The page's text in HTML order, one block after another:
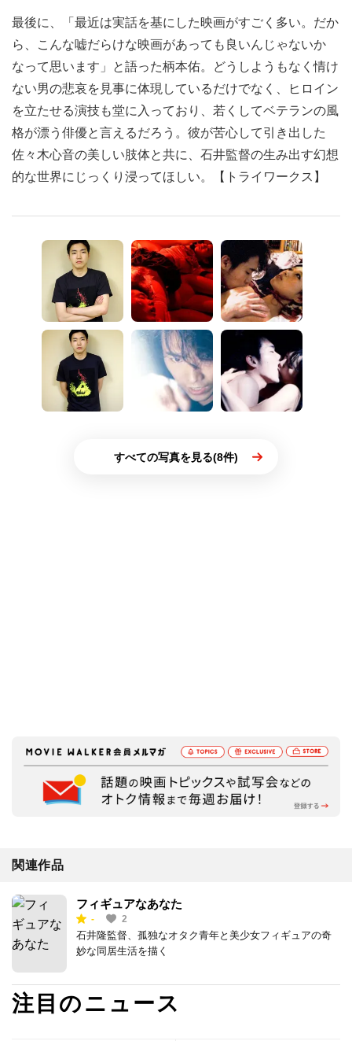
最後に、「最近は実話を基にした映画がすごく多い。だか
ら、こんな嘘だらけな映画があっても良いんじゃないか
なって思います」と語った柄本佑。どうしようもなく情け
ない男の悲哀を見事に体現しているだけでなく、ヒロイン
を立たせる演技も堂に入っており、若くしてベテランの風
格が漂う俳優と言えるだろう。彼が苦心して引き出した
佐々木心音の美しい肢体と共に、石井監督の生み出す幻想
的な世界にじっくり浸ってほしい。【トライワークス】
すべての写真を見る(8件)
関連作品
フィギュアなあなた
- 2
石井隆監督、孤独なオタク青年と美少女フィギュアの奇
妙な同居生活を描く
注目のニュース